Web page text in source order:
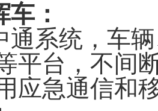
：
通系统，车
平台，不间
应急通信和